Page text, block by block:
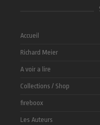
Accueil
Richard Meier
A voir a lire
Collections / Shop
fireboox
Les Auteurs